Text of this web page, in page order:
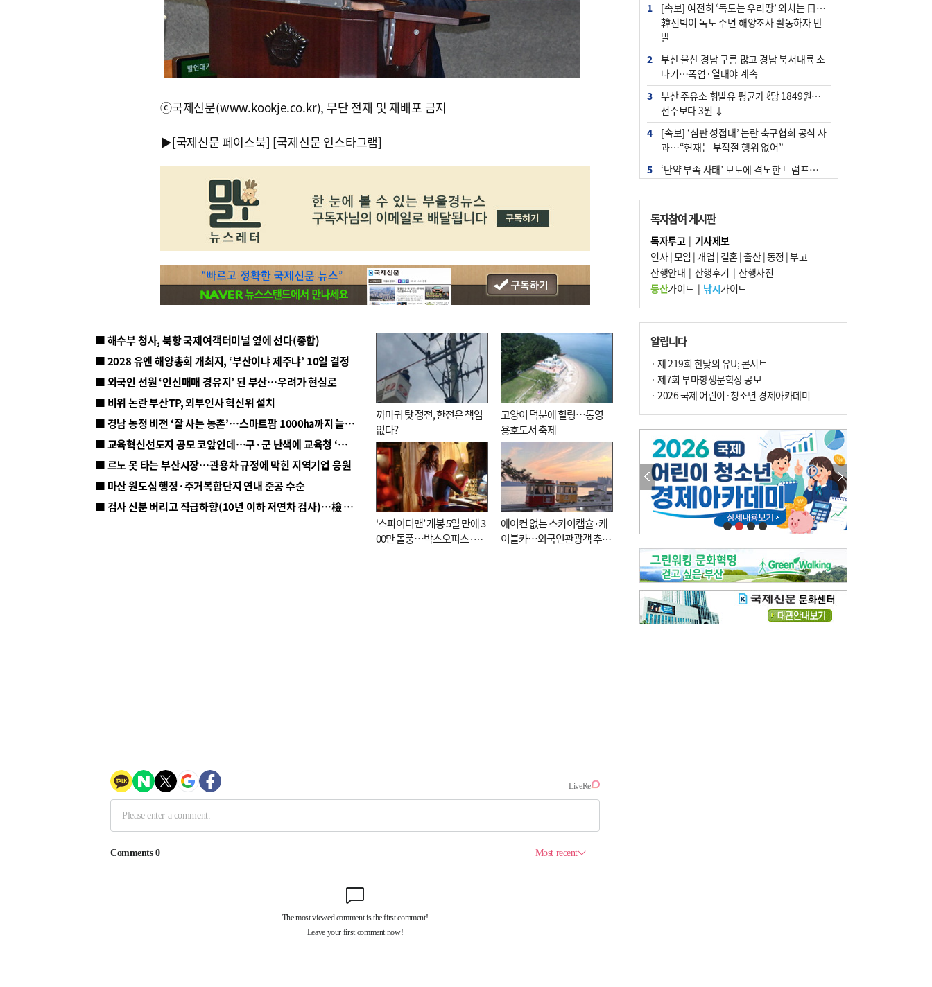
ⓒ국제신문(www.kookje.co.kr), 무단 전재 및 재배포 금지
▶[국제신문 페이스북] [국제신문 인스타그램]
■ 해수부 청사, 북항 국제여객터미널 옆에 선다(종합)
■ 2028 유엔 해양총회 개최지, ‘부산이냐 제주냐’ 10일 결정
■ 외국인 선원 ‘인신매매 경유지’ 된 부산…우려가 현실로
■ 비위 논란 부산TP, 외부인사 혁신위 설치
■ 경남 농정 비전 ‘잘 사는 농촌’…스마트팜 1000㏊까지 늘린다
■ 교육혁신선도지 공모 코앞인데…구·군 난색에 교육청 ‘쩔쩔’
■ 르노 못 타는 부산시장…관용차 규정에 막힌 지역기업 응원
■ 마산 원도심 행정·주거복합단지 연내 준공 수순
■ 검사 신분 버리고 직급하향(10년 이하 저연차 검사)…檢 중수청행 기피
까마귀 탓 정전, 한전은 책임
없다?
고양이 덕분에 힐링…통영
용호도서 축제
‘스파이더맨’ 개봉 5일 만에 3
00만 돌풍…박스오피스·예
에어컨 없는 스카이캡슐·케
이블카…외국인관광객 추억
1
[속보] 여전히 ‘독도는 우리땅’ 외치는 日…
韓선박이 독도 주변 해양조사 활동하자 반
발
2
부산 울산 경남 구름 많고 경남 북서내륙 소
나기…폭염·열대야 계속
3
부산 주유소 휘발유 평균가 ℓ당 1849원…
전주보다 3원 ↓
4
[속보] ‘심판 성접대’ 논란 축구협회 공식 사
과…“현재는 부적절 행위 없어”
5
‘탄약 부족 사태’ 보도에 격노한 트럼프…
전닉스 ETF 이후 발생"
7
[속보]‘尹 탄핵 반대’ 세계로교회 손현보,
백악관서 트럼프 접견
8
서울 중랑구서 흉기 난동…60대 남성 2명
사망
년 만에 3배
독자참여 게시판
독자투고| 기사제보
인사|모임 | 개업 | 결혼|출산|동정 |부고
산행안내 | 산행후기 | 산행사진
등산가이드| 낚시가이드
알립니다
· 제 219회 한낮의 유U; 콘서트
· 제7회 부마항쟁문학상 공모
· 2026 국제 어린이·청소년 경제아카데미